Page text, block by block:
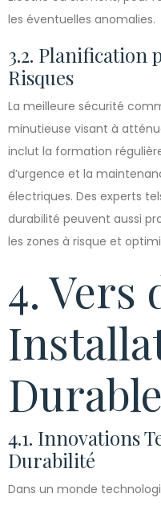
les éventuelles anomalies.
3.2. Planification
Risques
La meilleure sécurité
minutieuse visant à
inclut la formation
d’urgence et la
électriques. Des experts
durabilité peuvent aussi
les zones à risque et
4. Vers
4.1. Innovations
Durabilité
Dans un monde